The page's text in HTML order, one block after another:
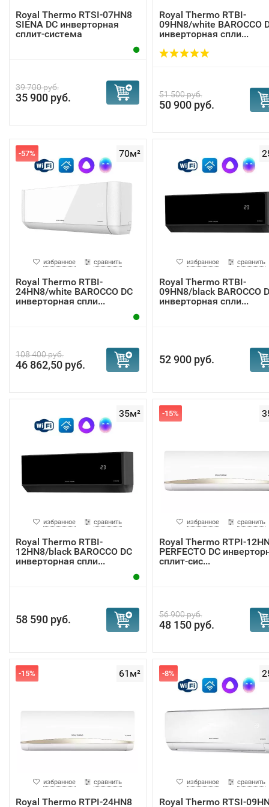
сильного холодного потока.
Датчик утечки фреона в серии Perfecto служит
дополнительной гарантией надежной работы системы.
самым предотвращает возможную поломку.
Royal Thermo RTSI-07HN8
SIENA DC инверторная
сплит-система
39 700 руб.
35 900 руб.
Royal Thermo RTBI-
09HN8/white BAROCCO
инверторная спли...
51 500 руб.
50 900 руб.
70м²
-57%
избранное сравнить
Royal Thermo RTBI-
24HN8/white BAROCCO DC
инверторная спли...
108 400 руб.
46 862,50 руб.
избранное сравнить
Royal Thermo RTBI-
09HN8/black BAROCCO
инверторная спли...
52 900 руб.
35м²
избранное сравнить
Royal Thermo RTBI-
12HN8/black BAROCCO DC
инверторная спли...
58 590 руб.
-15%
избранное сравнить
Royal Thermo RTPI-
PERFECTO DC
сплит-сис...
56 900 руб.
48 150 руб.
61м²
-15%
избранное сравнить
Royal Thermo RTPI-24HN8
-8%
избранное сравнить
Royal Thermo RTSI-